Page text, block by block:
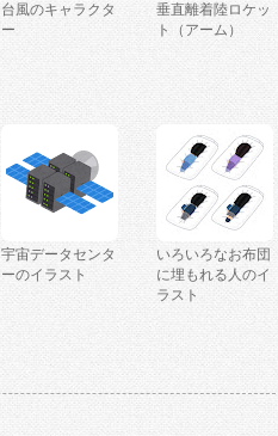
台風のキャラクタ
ー
垂直離着陸ロケッ
ト（アーム）
宇宙データセンタ
ーのイラスト
いろいろなお布団
に埋もれる人のイ
ラスト